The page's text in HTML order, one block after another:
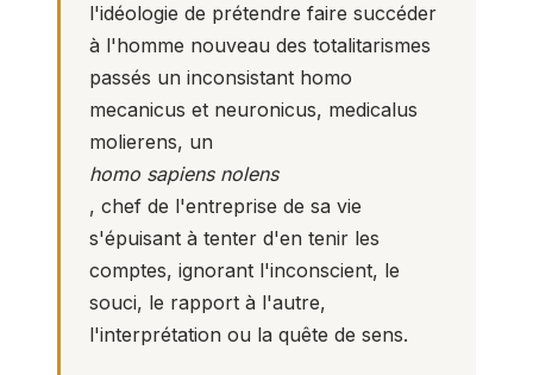
l'idéologie de prétendre faire succéder
à l'homme nouveau des totalitarismes
passés un inconsistant homo
mecanicus et neuronicus, medicalus
molierens, un
homo sapiens nolens
, chef de l'entreprise de sa vie
s'épuisant à tenter d'en tenir les
comptes, ignorant l'inconscient, le
souci, le rapport à l'autre,
l'interprétation ou la quête de sens.